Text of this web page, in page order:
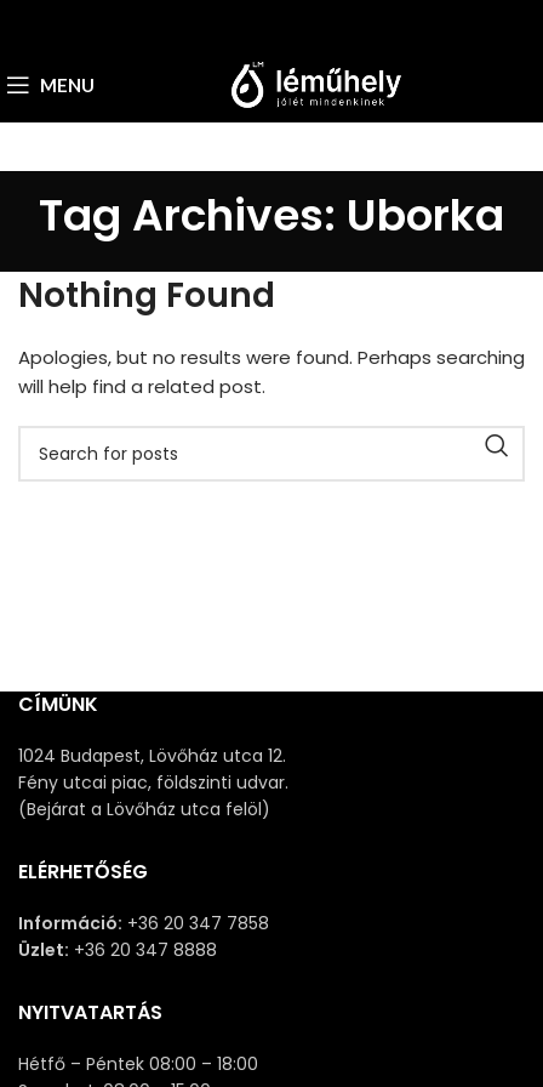
MENU
Tag Archives: Uborka
Nothing Found
Apologies, but no results were found. Perhaps searching
will help find a related post.
CÍMÜNK
1024 Budapest, Lövőház utca 12.
Fény utcai piac, földszinti udvar.
(Bejárat a Lövőház utca felöl)
ELÉRHETŐSÉG
Információ: +36 20 347 7858
Üzlet: +36 20 347 8888
NYITVATARTÁS
Hétfő – Péntek 08:00 – 18:00